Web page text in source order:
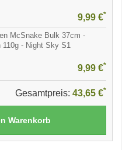
9,99 €*
McSnake Bulk 37cm -
110g - Night Sky S1
9,99 €*
Gesamtpreis: 43,65 €*
Warenkorb